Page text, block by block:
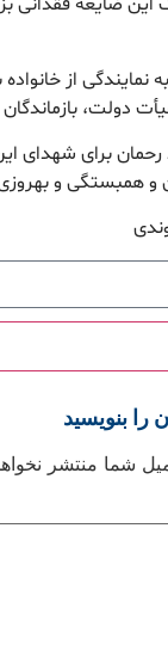
نمایندگی از
دولت،
رحمان برای شهدای
و همبستگی و
را بنویسید
شما منتشر